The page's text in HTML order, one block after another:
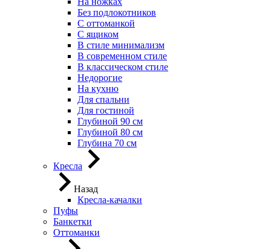
Без подлокотников
С оттоманкой
С ящиком
В стиле минимализм
В современном стиле
В классическом стиле
Недорогие
На кухню
Для спальни
Для гостиной
Глубиной 90 см
Глубиной 80 см
Глубина 70 см
Кресла
Назад
Кресла-качалки
Пуфы
Банкетки
Оттоманки